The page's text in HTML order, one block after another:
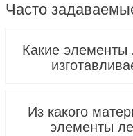
Часто
Какие элементы
Из какого
элементы